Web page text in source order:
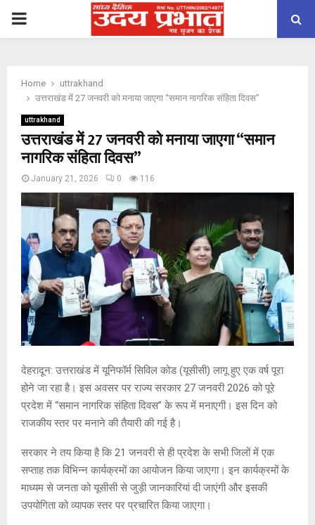
PRIMARY
Home
uttrakhand
उत्तराखंड में 27 जनवरी को मनाया जाएगा “समान नागरिक संहिता दिवस”
uttrakhand
उत्तराखंड में 27 जनवरी को मनाया जाएगा “समान
नागरिक संहिता दिवस”
January 21, 2026 0 116
देहरादून: उत्तराखंड में यूनिफॉर्म सिविल कोड (यूसीसी) लागू हुए एक वर्ष पूरा
होने जा रहा है। इस अवसर पर राज्य सरकार 27 जनवरी 2026 को पूरे
प्रदेश में “समान नागरिक संहिता दिवस” के रूप में मनाएगी। इस दिन को
राजकीय स्तर पर मनाने की तैयारी की गई है।
सरकार ने तय किया है कि 21 जनवरी से ही प्रदेश के सभी जिलों में एक
सप्ताह तक विभिन्न कार्यक्रमों का आयोजन किया जाएगा। इन कार्यक्रमों के
माध्यम से जनता को यूसीसी से जुड़ी जानकारियां दी जाएंगी और इसकी
उपयोगिता को व्यापक स्तर पर प्रचारित किया जाएगा।